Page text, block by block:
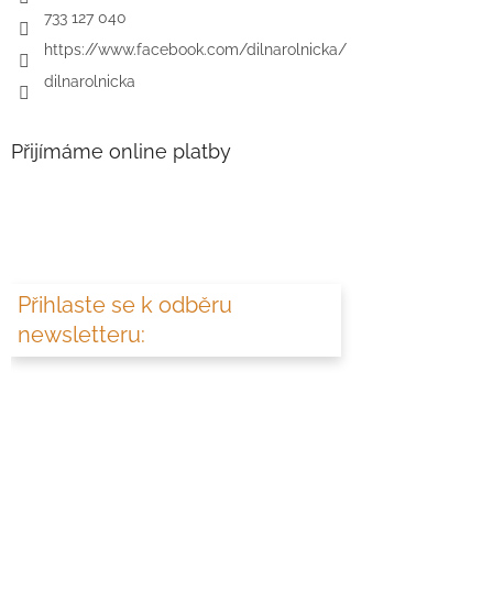
733 127 040
https://www.facebook.com/dilnarolnicka/
dilnarolnicka
Přijímáme online platby
Přihlaste se k odběru
newsletteru: